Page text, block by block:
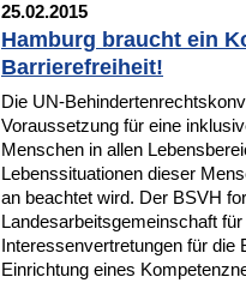
25.02.2015
Hamburg braucht ein
Barrierefreiheit!
Die UN-
Voraussetzung für eine
Menschen in allen
Lebenssituationen dieser
an beachtet wird. Der BSVH
Landesarbeitsgemeinschaft
Interessenvertretungen für
Einrichtung eines